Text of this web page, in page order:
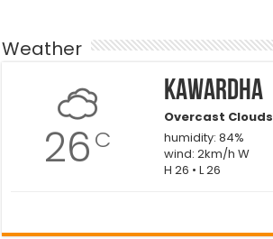
Weather
26 C
Kawardha
Overcast Clouds
humidity: 84%
wind: 2km/h W
H 26 • L 26